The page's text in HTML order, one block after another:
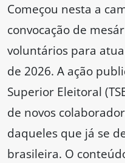
Começou nesta a
convocação de
voluntários para
de 2026. A ação
Superior Eleitoral
de novos
daqueles que já se
brasileira. O